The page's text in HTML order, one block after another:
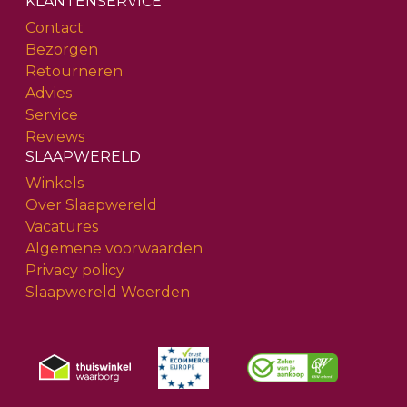
Contact
Bezorgen
Retourneren
Advies
Service
Reviews
SLAAPWERELD
Winkels
Over Slaapwereld
Vacatures
Algemene voorwaarden
Privacy policy
Slaapwereld Woerden